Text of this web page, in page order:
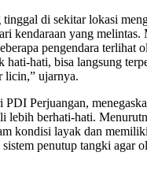
tinggal di sekitar lokasi
kendaraan yang
pengendara terlihat
hati-hati, bisa langsung
licin,” ujarnya.
Perjuangan,
lebih berhati-hati.
kondisi layak dan
sistem penutup tangki agar